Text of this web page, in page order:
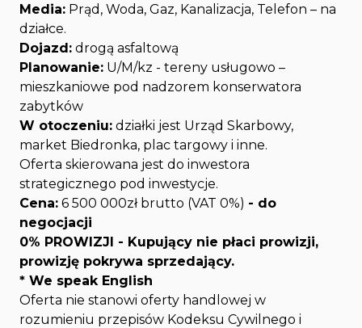
Media: Prąd, Woda, Gaz, Kanalizacja, Telefon – na
działce.
Dojazd: drogą asfaltową
Planowanie: U/M/kz - tereny usługowo –
mieszkaniowe pod nadzorem konserwatora
zabytków
W otoczeniu: działki jest Urząd Skarbowy,
market Biedronka, plac targowy i inne.
Oferta skierowana jest do inwestora
strategicznego pod inwestycje.
Cena: 6 500 000zł brutto (VAT 0%) - do
negocjacji
0% PROWIZJI - Kupujący nie płaci prowizji,
prowizję pokrywa sprzedający.
* We speak English
Oferta nie stanowi oferty handlowej w
rozumieniu przepisów Kodeksu Cywilnego i